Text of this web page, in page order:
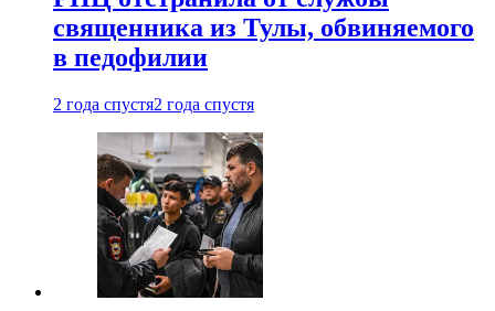
священника из Тулы, обвиняемого
в педофилии
2 года спустя2 года спустя